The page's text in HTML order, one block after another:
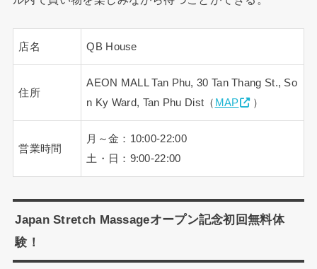
店名 QB House
住所
AEON MALL Tan Phu, 30 Tan Thang St., So
n Ky Ward, Tan Phu Dist（ MAP ）
営業時間
月～金：10:00-22:00
土・日：9:00-22:00
Japan Stretch Massageオープン記念初回無料体
験！